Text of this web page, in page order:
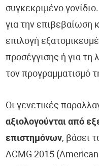
συγκεκριμένο
για την επιβεβαίωση
επιλογή
προσέγγισης ή για
τον προγραμματισμό
Οι γενετικές
αξιολογούνται από
επιστημόνων, βάσει
ACMG 2015